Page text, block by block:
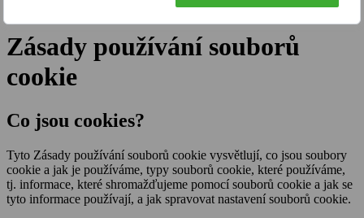
Zásady používání souborů
cookie
Co jsou cookies?
Tyto Zásady používání souborů cookie vysvětlují, co jsou soubory
cookie a jak je používáme, typy souborů cookie, které používáme,
tj. informace, které shromažďujeme pomocí souborů cookie a jak se
tyto informace používají, a jak spravovat nastavení souborů cookie.